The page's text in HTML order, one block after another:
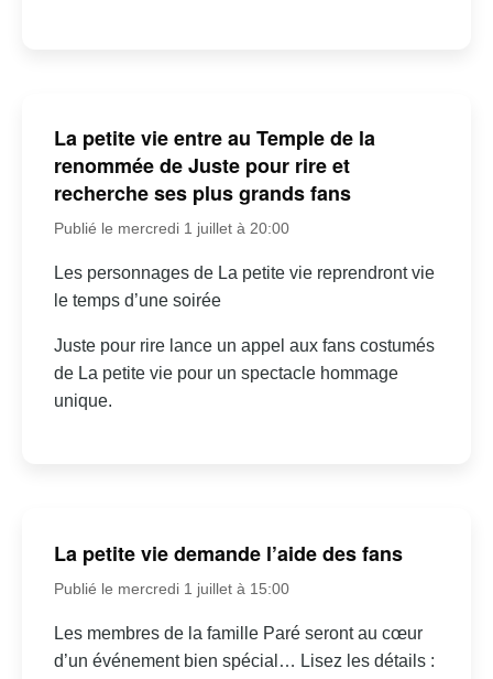
La petite vie entre au Temple de la
renommée de Juste pour rire et
recherche ses plus grands fans
Publié le mercredi 1 juillet à 20:00
Les personnages de La petite vie reprendront vie
le temps d’une soirée
Juste pour rire lance un appel aux fans costumés
de La petite vie pour un spectacle hommage
unique.
La petite vie demande l’aide des fans
Publié le mercredi 1 juillet à 15:00
Les membres de la famille Paré seront au cœur
d’un événement bien spécial… Lisez les détails :